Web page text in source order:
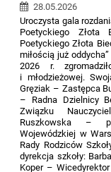
28.05.2026
Uroczysta gala
Poetyckiego Złota
Poetyckiego Złota
miłością już
2026 r.
i młodzieżowej.
Gręziak – Zastępca
– Radna Dzielnicy
Związku
Ruszkowska –
Wojewódzkiej w
Rady Rodziców
dyrekcja szkoły:
Koper –